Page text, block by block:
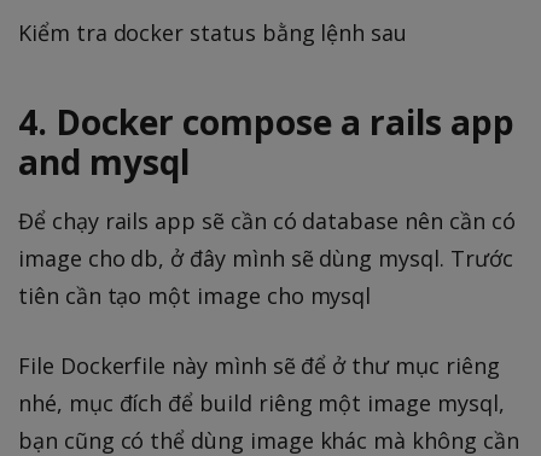
Kiểm tra docker status bằng lệnh sau
4. Docker compose a rails app
and mysql
Để chạy rails app sẽ cần có database nên cần có
image cho db, ở đây mình sẽ dùng mysql. Trước
tiên cần tạo một image cho mysql
File Dockerfile này mình sẽ để ở thư mục riêng
nhé, mục đích để build riêng một image mysql,
bạn cũng có thể dùng image khác mà không cần